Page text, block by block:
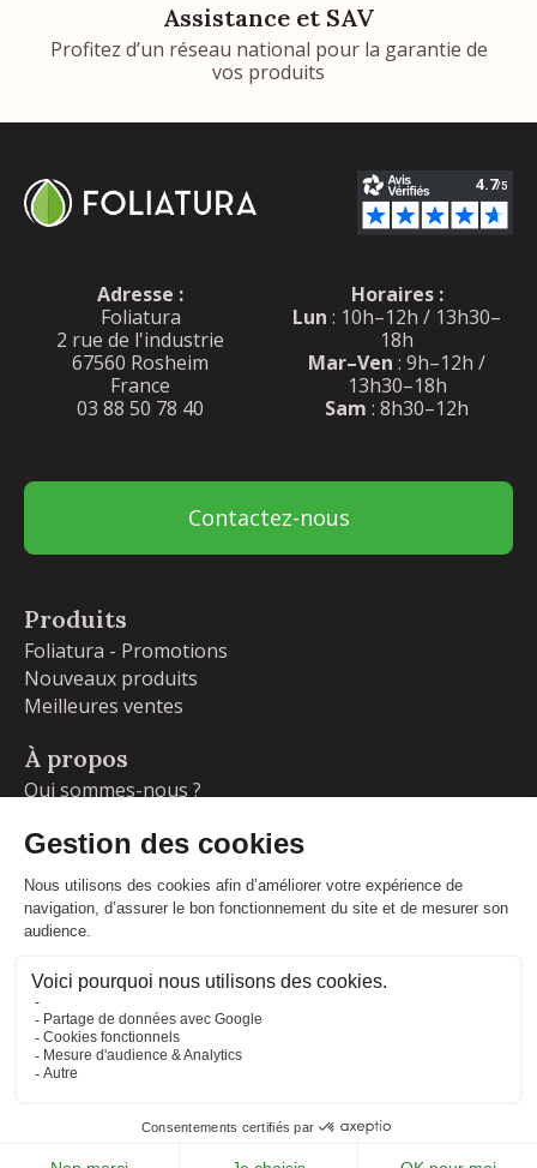
Assistance et SAV
Profitez d’un réseau national pour la garantie de
vos produits
Adresse :
Foliatura
2 rue de l'industrie
67560 Rosheim
France
03 88 50 78 40
Horaires :
Lun : 10h–12h / 13h30–
18h
Mar–Ven : 9h–12h /
13h30–18h
Sam : 8h30–12h
Contactez-nous
Produits
Foliatura - Promotions
Nouveaux produits
Meilleures ventes
À propos
Qui sommes-nous ?
Livraisons et retours
Blog
Votre compte
Commandes
Adresses
CONDITIONS GÉNÉRALES DE VENTE